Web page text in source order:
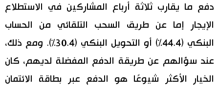
دفع ما يقارب ثلاثة أرباع المشاركين في الاستطلاع
الإيجار إما عن طريق السحب التلقائي من الحساب
البنكي (44.4%) أو التحويل البنكي (30.4%). ومع ذلك،
عند سؤالهم عن طريقة الدفع المفضلة لديهم، كان
الخيار الأكثر شيوعًا هو الدفع عبر بطاقة الائتمان